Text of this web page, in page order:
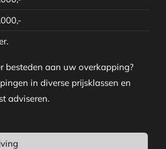
besteden aan uw overkapping?
in diverse prijsklassen en
adviseren.